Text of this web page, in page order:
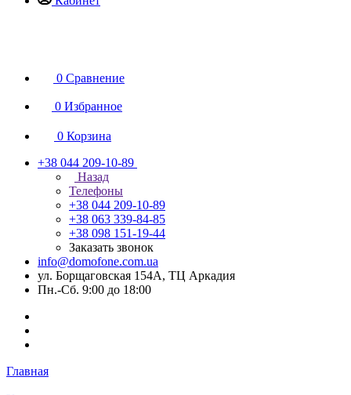
0 Сравнение
0 Избранное
0 Корзина
+38 044 209-10-89
Назад
Телефоны
+38 044 209-10-89
+38 063 339-84-85
+38 098 151-19-44
Заказать звонок
info@domofone.com.ua
ул. Борщаговская 154А, ТЦ Аркадия
Пн.-Сб. 9:00 до 18:00
Главная